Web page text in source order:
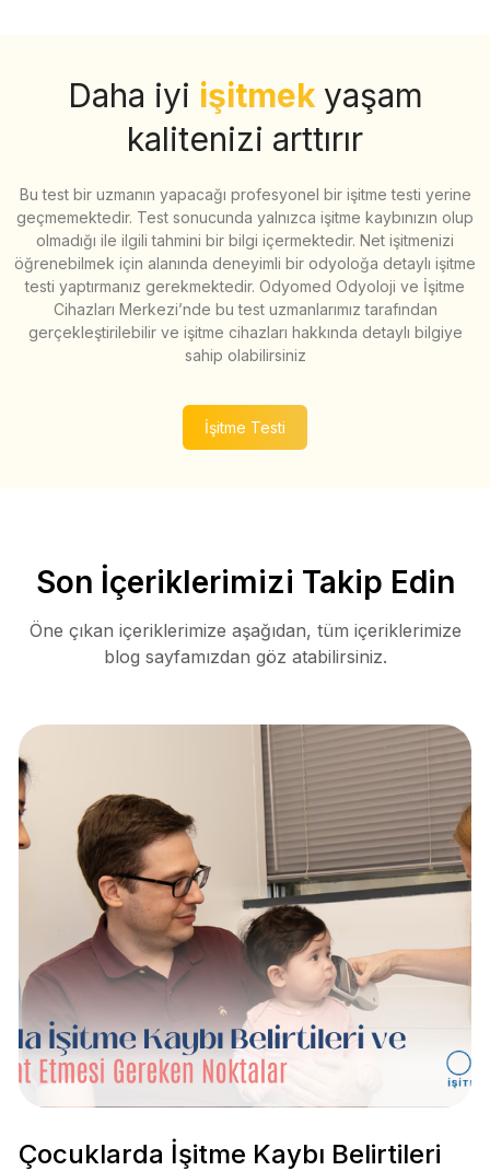
Daha iyi işitmek yaşam
kalitenizi arttırır
Bu test bir uzmanın yapacağı profesyonel bir işitme testi yerine
geçmemektedir. Test sonucunda yalnızca işitme kaybınızın olup
olmadığı ile ilgili tahmini bir bilgi içermektedir. Net işitmenizi
öğrenebilmek için alanında deneyimli bir odyoloğa detaylı işitme
testi yaptırmanız gerekmektedir. Odyomed Odyoloji ve İşitme
Cihazları Merkezi’nde bu test uzmanlarımız tarafından
gerçekleştirilebilir ve işitme cihazları hakkında detaylı bilgiye
sahip olabilirsiniz
İşitme Testi
Son İçeriklerimizi Takip Edin
Öne çıkan içeriklerimize aşağıdan, tüm içeriklerimize
blog sayfamızdan göz atabilirsiniz.
Çocuklarda İşitme Kaybı Belirtileri